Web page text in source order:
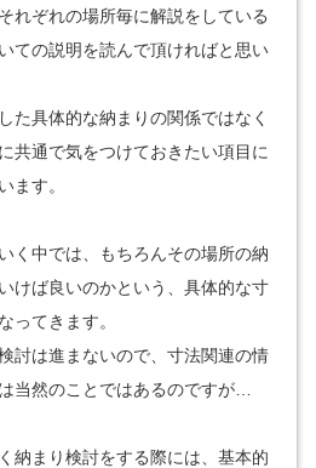
れぞれの場所毎に解説をしている
ての説明を読んで頂ければと思い
た具体的な納まりの関係ではなく
共通で気をつけておきたい項目に
ます。
く中では、もちろんその場所の納
けば良いのかという、具体的な寸
ってきます。
討は進まないので、寸法関連の情
当然のことではあるのですが…
納まり検討をする際には、基本的